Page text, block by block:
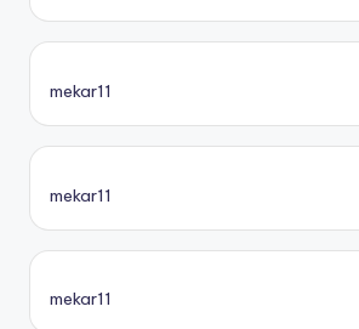
mekar11
mekar11
mekar11